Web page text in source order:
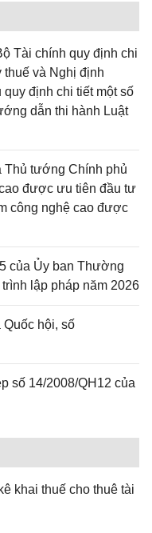
Tài chính quy định chi
thuế và Nghị định
định chi tiết một số
dẫn thi hành Luật
Thủ tướng Chính phủ
được ưu tiên đầu tư
công nghệ cao được
của Ủy ban Thường
lập pháp năm 2026
Quốc hội, số
số 14/2008/QH12 của
khai thuế cho thuê tài